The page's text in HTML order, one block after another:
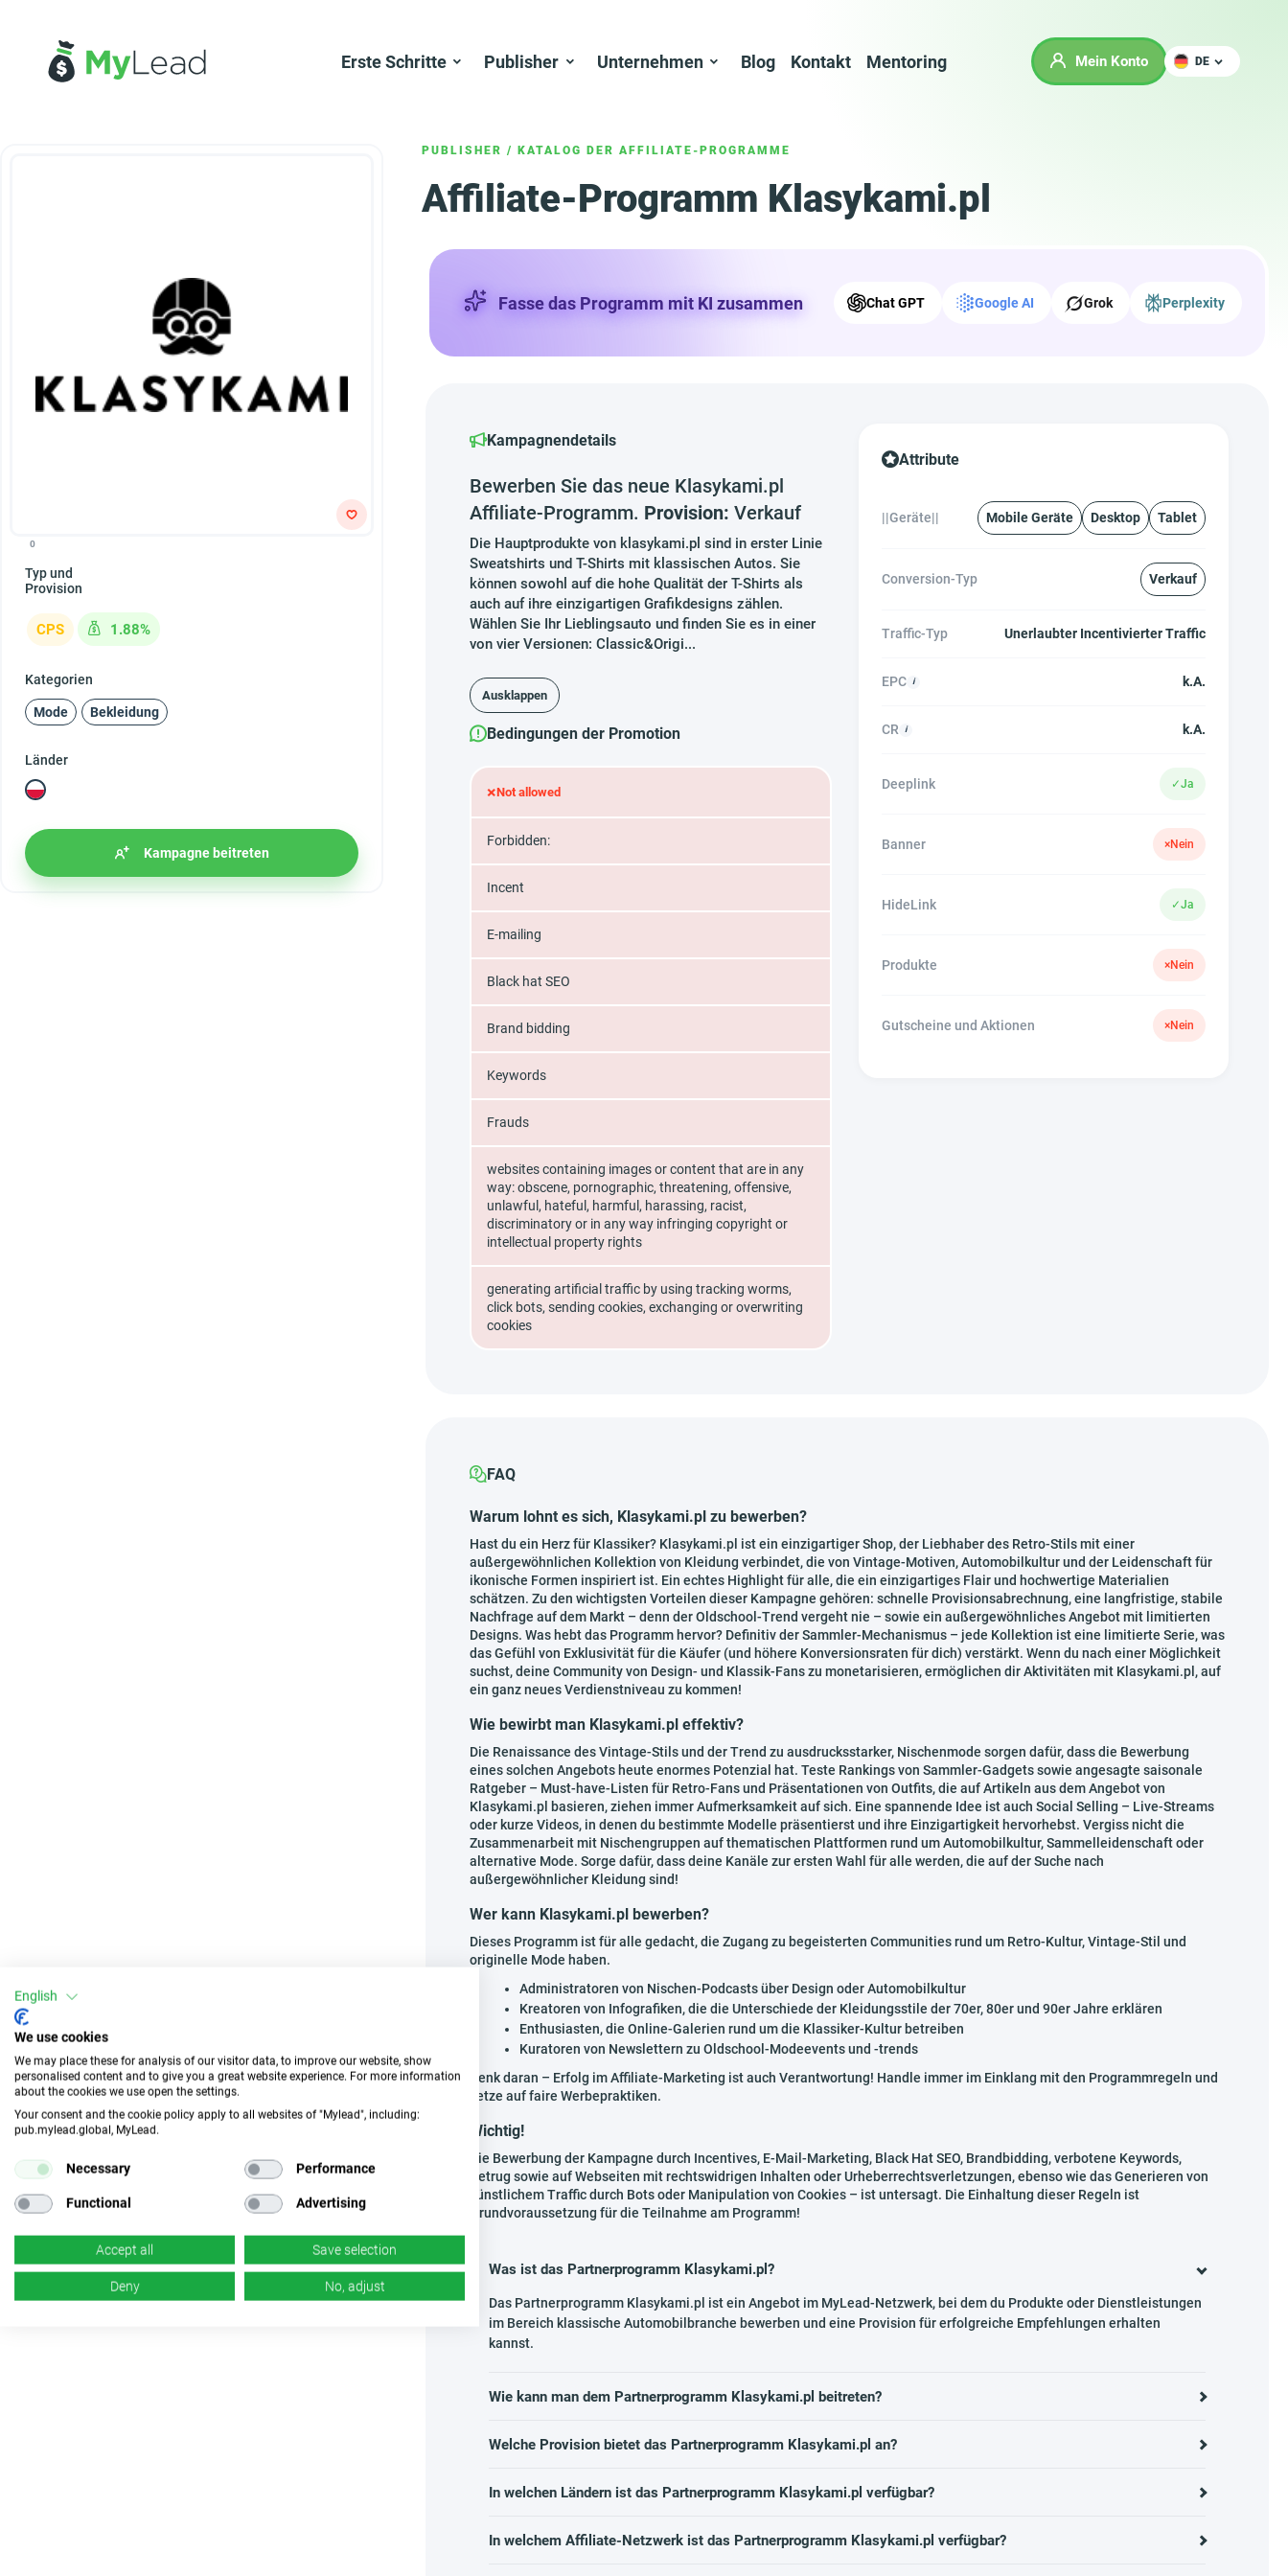
Erste Schritte Publisher Unternehmen Blog Kontakt Mentoring Mein Konto DE
PUBLISHER / KATALOG DER AFFILIATE-PROGRAMME
Affiliate-Programm Klasykami.pl
0
Typ und
Provision
CPS 1.88%
Kategorien
Mode Bekleidung
Länder
Kampagne beitreten
Fasse das Programm mit KI zusammen Chat GPT Google AI Grok Perplexity
Kampagnendetails
Bewerben Sie das neue Klasykami.pl
Affiliate-Programm. Provision: Verkauf
Die Hauptprodukte von klasykami.pl sind in erster Linie
Sweatshirts und T-Shirts mit klassischen Autos. Sie
können sowohl auf die hohe Qualität der T-Shirts als
auch auf ihre einzigartigen Grafikdesigns zählen.
Wählen Sie Ihr Lieblingsauto und finden Sie es in einer
von vier Versionen: Classic&Origi...
Ausklappen
Bedingungen der Promotion
×Not allowed
Forbidden:
Incent
E-mailing
Black hat SEO
Brand bidding
Keywords
Frauds
websites containing images or content that are in any
way: obscene, pornographic, threatening, offensive,
unlawful, hateful, harmful, harassing, racist,
discriminatory or in any way infringing copyright or
intellectual property rights
generating artificial traffic by using tracking worms,
click bots, sending cookies, exchanging or overwriting
cookies
Attribute
||Geräte|| Mobile Geräte Desktop Tablet
Conversion-Typ Verkauf
Traffic-Typ Unerlaubter Incentivierter Traffic
EPC k.A.
CR k.A.
Deeplink ✓Ja
Banner ×Nein
HideLink ✓Ja
Produkte ×Nein
Gutscheine und Aktionen ×Nein
FAQ
Warum lohnt es sich, Klasykami.pl zu bewerben?
Hast du ein Herz für Klassiker? Klasykami.pl ist ein einzigartiger Shop, der Liebhaber des Retro-Stils mit einer
außergewöhnlichen Kollektion von Kleidung verbindet, die von Vintage-Motiven, Automobilkultur und der Leidenschaft für
ikonische Formen inspiriert ist. Ein echtes Highlight für alle, die ein einzigartiges Flair und hochwertige Materialien
schätzen. Zu den wichtigsten Vorteilen dieser Kampagne gehören: schnelle Provisionsabrechnung, eine langfristige, stabile
Nachfrage auf dem Markt – denn der Oldschool-Trend vergeht nie – sowie ein außergewöhnliches Angebot mit limitierten
Designs. Was hebt das Programm hervor? Definitiv der Sammler-Mechanismus – jede Kollektion ist eine limitierte Serie, was
das Gefühl von Exklusivität für die Käufer (und höhere Konversionsraten für dich) verstärkt. Wenn du nach einer Möglichkeit
suchst, deine Community von Design- und Klassik-Fans zu monetarisieren, ermöglichen dir Aktivitäten mit Klasykami.pl, auf
ein ganz neues Verdienstniveau zu kommen!
Wie bewirbt man Klasykami.pl effektiv?
Die Renaissance des Vintage-Stils und der Trend zu ausdrucksstarker, Nischenmode sorgen dafür, dass die Bewerbung
eines solchen Angebots heute enormes Potenzial hat. Teste Rankings von Sammler-Gadgets sowie angesagte saisonale
Ratgeber – Must-have-Listen für Retro-Fans und Präsentationen von Outfits, die auf Artikeln aus dem Angebot von
Klasykami.pl basieren, ziehen immer Aufmerksamkeit auf sich. Eine spannende Idee ist auch Social Selling – Live-Streams
oder kurze Videos, in denen du bestimmte Modelle präsentierst und ihre Einzigartigkeit hervorhebst. Vergiss nicht die
Zusammenarbeit mit Nischengruppen auf thematischen Plattformen rund um Automobilkultur, Sammelleidenschaft oder
alternative Mode. Sorge dafür, dass deine Kanäle zur ersten Wahl für alle werden, die auf der Suche nach
außergewöhnlicher Kleidung sind!
Wer kann Klasykami.pl bewerben?
Dieses Programm ist für alle gedacht, die Zugang zu begeisterten Communities rund um Retro-Kultur, Vintage-Stil und
originelle Mode haben.
Administratoren von Nischen-Podcasts über Design oder Automobilkultur
Kreatoren von Infografiken, die die Unterschiede der Kleidungsstile der 70er, 80er und 90er Jahre erklären
Enthusiasten, die Online-Galerien rund um die Klassiker-Kultur betreiben
Kuratoren von Newslettern zu Oldschool-Modeevents und -trends
Denk daran – Erfolg im Affiliate-Marketing ist auch Verantwortung! Handle immer im Einklang mit den Programmregeln und
setze auf faire Werbepraktiken.
Wichtig!
Die Bewerbung der Kampagne durch Incentives, E-Mail-Marketing, Black Hat SEO, Brandbidding, verbotene Keywords,
Betrug sowie auf Webseiten mit rechtswidrigen Inhalten oder Urheberrechtsverletzungen, ebenso wie das Generieren von
künstlichem Traffic durch Bots oder Manipulation von Cookies – ist untersagt. Die Einhaltung dieser Regeln ist
Grundvoraussetzung für die Teilnahme am Programm!
Was ist das Partnerprogramm Klasykami.pl?
Das Partnerprogramm Klasykami.pl ist ein Angebot im MyLead-Netzwerk, bei dem du Produkte oder Dienstleistungen
im Bereich klassische Automobilbranche bewerben und eine Provision für erfolgreiche Empfehlungen erhalten
kannst.
Wie kann man dem Partnerprogramm Klasykami.pl beitreten?
Welche Provision bietet das Partnerprogramm Klasykami.pl an?
In welchen Ländern ist das Partnerprogramm Klasykami.pl verfügbar?
In welchem Affiliate-Netzwerk ist das Partnerprogramm Klasykami.pl verfügbar?
English
We use cookies
We may place these for analysis of our visitor data, to improve our website, show
personalised content and to give you a great website experience. For more information
about the cookies we use open the settings.
Your consent and the cookie policy apply to all websites of "Mylead", including:
pub.mylead.global, MyLead.
Necessary Performance
Functional Advertising
Accept all Save selection
Deny No, adjust